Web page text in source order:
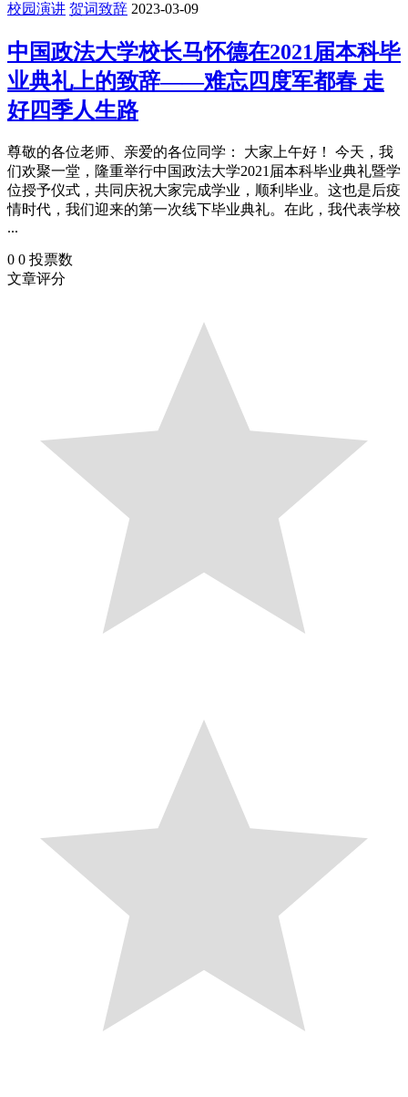
校园演讲 贺词致辞 2023-03-09
中国政法大学校长马怀德在2021届本科毕
业典礼上的致辞——难忘四度军都春 走
好四季人生路
尊敬的各位老师、亲爱的各位同学： 大家上午好！ 今天，我
们欢聚一堂，隆重举行中国政法大学2021届本科毕业典礼暨学
位授予仪式，共同庆祝大家完成学业，顺利毕业。这也是后疫
情时代，我们迎来的第一次线下毕业典礼。在此，我代表学校
...
0 0 投票数
文章评分